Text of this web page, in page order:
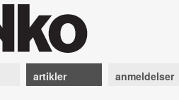
artikler anmeldelser